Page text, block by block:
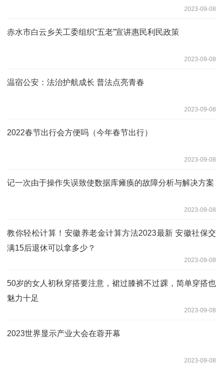
2023-09-08
赤水市白云乡关工委组织“五老”宣讲惠民利民政策
2023-09-08
温宿公安：法治护航成长 普法点亮青春
2023-09-08
2022春节出行会方便吗（今年春节出行）
2023-09-08
记一次由于操作失误致使数据库瘫痪的故障分析与解决方案
2023-09-08
教你轻松计算！安徽养老金计算方法2023最新 安徽社保交
满15后退休可以拿多少？
2023-09-08
50岁的女人初秋穿搭要注意，裙过膝裤不过踝，简单穿搭也
魅力十足
2023-09-08
2023世界显示产业大会在蓉开幕
2023-09-08